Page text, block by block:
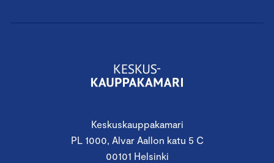
Keskuskauppakamari
PL 1000, Alvar Aallon katu 5 C
00101 Helsinki